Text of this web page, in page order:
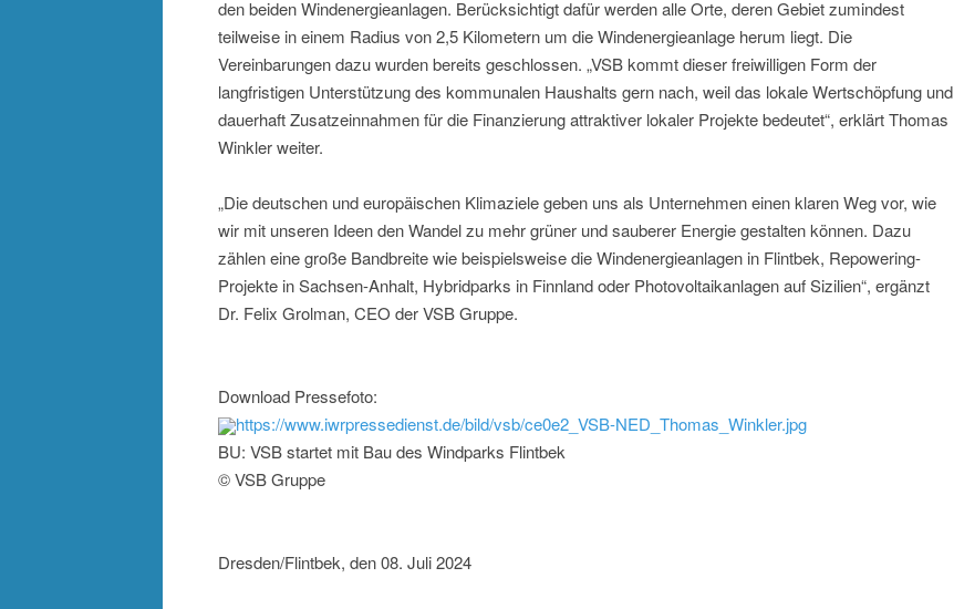
den beiden Windenergieanlagen. Berücksichtigt dafür werden alle Orte, deren Gebiet zumindest
teilweise in einem Radius von 2,5 Kilometern um die Windenergieanlage herum liegt. Die
Vereinbarungen dazu wurden bereits geschlossen. „VSB kommt dieser freiwilligen Form der
langfristigen Unterstützung des kommunalen Haushalts gern nach, weil das lokale Wertschöpfung und
dauerhaft Zusatzeinnahmen für die Finanzierung attraktiver lokaler Projekte bedeutet“, erklärt Thomas
Winkler weiter.
„Die deutschen und europäischen Klimaziele geben uns als Unternehmen einen klaren Weg vor, wie
wir mit unseren Ideen den Wandel zu mehr grüner und sauberer Energie gestalten können. Dazu
zählen eine große Bandbreite wie beispielsweise die Windenergieanlagen in Flintbek, Repowering-
Projekte in Sachsen-Anhalt, Hybridparks in Finnland oder Photovoltaikanlagen auf Sizilien“, ergänzt
Dr. Felix Grolman, CEO der VSB Gruppe.
Download Pressefoto:
https://www.iwrpressedienst.de/bild/vsb/ce0e2_VSB-NED_Thomas_Winkler.jpg
BU: VSB startet mit Bau des Windparks Flintbek
© VSB Gruppe
Dresden/Flintbek, den 08. Juli 2024